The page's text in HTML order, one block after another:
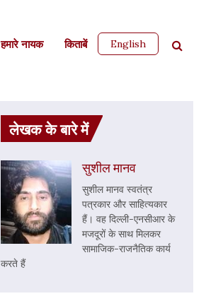
हमारे नायक किताबें English
लेखक के बारे में
सुशील मानव
सुशील मानव स्वतंत्र
पत्रकार और साहित्यकार
हैं। वह दिल्ली-एनसीआर के
मजदूरों के साथ मिलकर
सामाजिक-राजनैतिक कार्य
करते हैं